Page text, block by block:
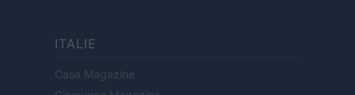
ITALIE
Casa Magazine